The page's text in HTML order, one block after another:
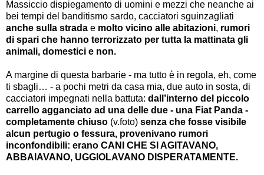
Massiccio dispiegamento di uomini e mezzi che neanche ai
bei tempi del banditismo sardo, cacciatori sguinzagliati
anche sulla strada e molto vicino alle abitazioni, rumori
di spari che hanno terrorizzato per tutta la mattinata gli
animali, domestici e non.
A margine di questa barbarie - ma tutto è in regola, eh, come
ti sbagli… - a pochi metri da casa mia, due auto in sosta, di
cacciatori impegnati nella battuta: dall’interno del piccolo
carrello agganciato ad una delle due - una Fiat Panda -
completamente chiuso (v.foto) senza che fosse visibile
alcun pertugio o fessura, provenivano rumori
inconfondibili: erano CANI CHE SI AGITAVANO,
ABBAIAVANO, UGGIOLAVANO DISPERATAMENTE.